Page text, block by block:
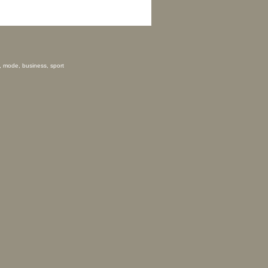
mode, business, sport